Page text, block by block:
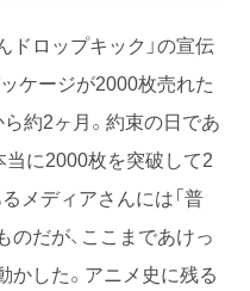
ドロップキック」の宣伝
ケージが2000枚売れた
ら約2ヶ月。約束の日であ
に2000枚を突破して2
メディアさんには「普
だが、ここまであけっ
した。アニメ史に残る